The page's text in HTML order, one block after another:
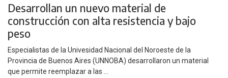
Desarrollan un nuevo material de
construcción con alta resistencia y bajo
peso
Especialistas de la Univesidad Nacional del Noroeste de la
Provincia de Buenos Aires (UNNOBA) desarrollaron un material
que permite reemplazar a las ...